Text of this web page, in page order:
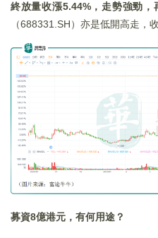
終放量收漲5.44%，走勢強勁，
（688331.SH）亦是低開高走，
募資8億港元，有何用途？